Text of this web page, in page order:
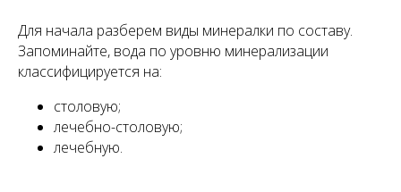
Для начала разберем виды минералки по составу.
Запоминайте, вода по уровню минерализации
классифицируется на:
столовую;
лечебно-столовую;
лечебную.